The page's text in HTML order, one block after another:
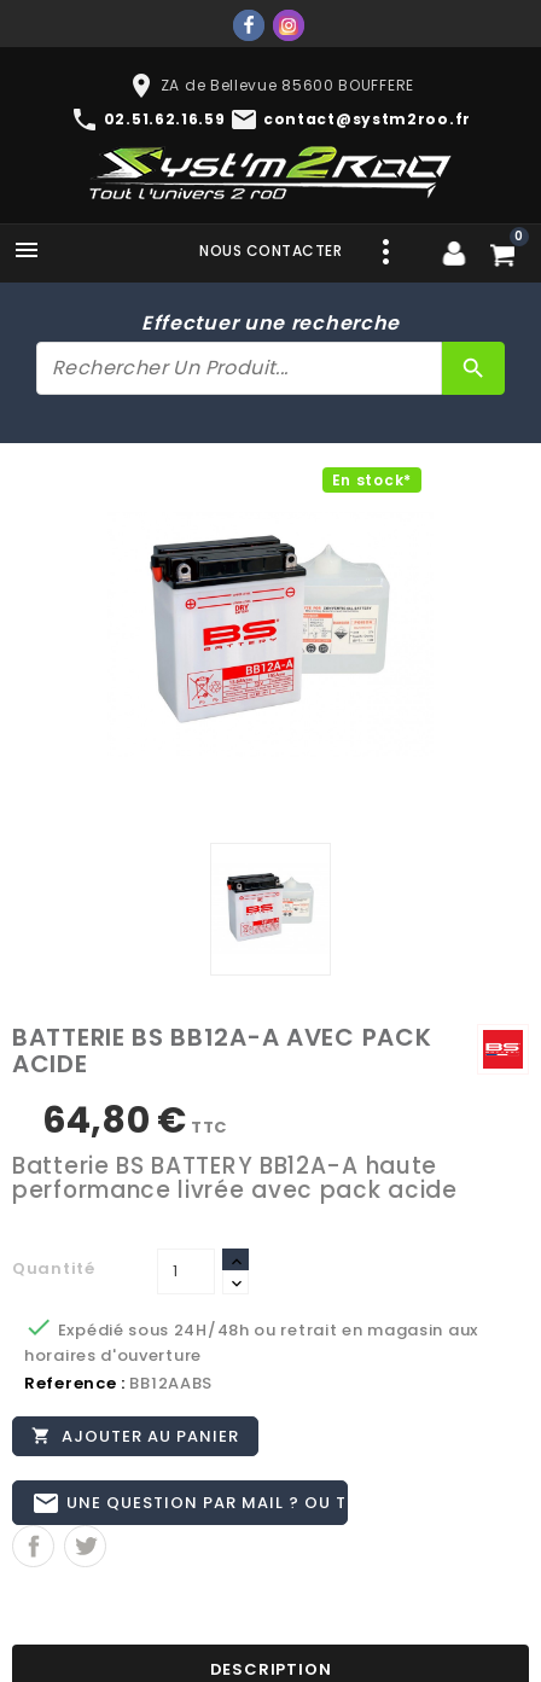
place ZA de Bellevue 85600 BOUFFERE
phone 02.51.62.16.59 mail contact@systm2roo.fr
 0
NOUS CONTACTER
Effectuer une recherche
search
En stock*
BATTERIE BS BB12A-A AVEC PACK
ACIDE
64,80 € TTC
Batterie BS BATTERY BB12A-A haute
performance livrée avec pack acide
Quantité
 Expédié sous 24H/48h ou retrait en magasin aux
horaires d'ouverture
Reference : BB12AABS
 AJOUTER AU PANIER
email UNE QUESTION PAR MAIL ? OU TÉL 02.51.62.16.59
DESCRIPTION